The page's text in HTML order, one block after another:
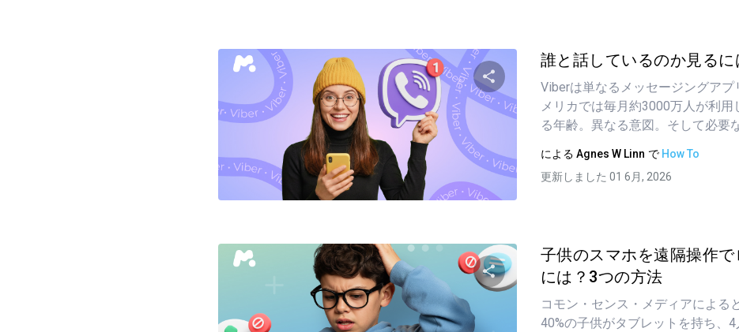
この記事を共有する
ツイッター フェイスブック リンクをコピーする
誰と話しているのか見るに
Viberは単なるメッセージングアプ
メリカでは毎月約3000万人が利用
る年齢。異なる意図。そして必要
による Agnes W Linn で How To
更新しました 01 6月, 2026
この記事を共有する
子供のスマホを遠隔操作で
には？3つの方法
コモン・センス・メディアによる
40%の子供がタブレットを持ち、